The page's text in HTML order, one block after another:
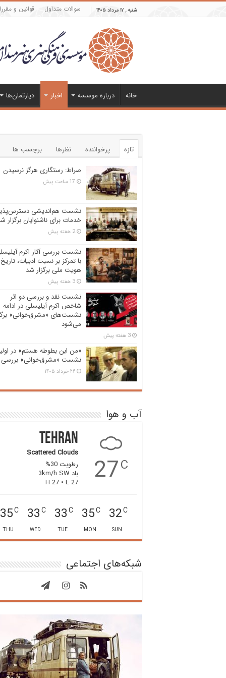
شنبه , ۱۷ مرداد ۱۴۰۵ سوالات متداول قوانین و
خانه درباره موسسه اخبار دپارتمان‌ها
تازه پرخواننده نظرها
برچسب ها
صراط: رستگاری هرگز نرسیدن
17 ساعت پیش
نشست هم‌اندیشی
خدمات برای ناشنوایان برگزار
2 هفته پیش
نشست بررسی آثار اکرم
با تمرکز بر نسبت ادبیات،
هویت ملی برگزار شد
3 هفته پیش
نشست نقد و بررسی دو اثر
شاخص اکرم آیلیسلی در ادامه
نشست‌های «مشرق‌خوانی»
می‌شود
3 هفته پیش
«من ابن بطوطه هستم» در
نشست «مشرق‌خوانی»
۲۶ خرداد ۱۴۰۵
آب و هوا
27C
Tehran
Scattered Clouds
رطوبت 30%
باد 3km/h SW
H 27 • L 27
32C
SUN
35C
MON
33C
TUE
33C
WED
35C
THU
شبکه‌های اجتماعی